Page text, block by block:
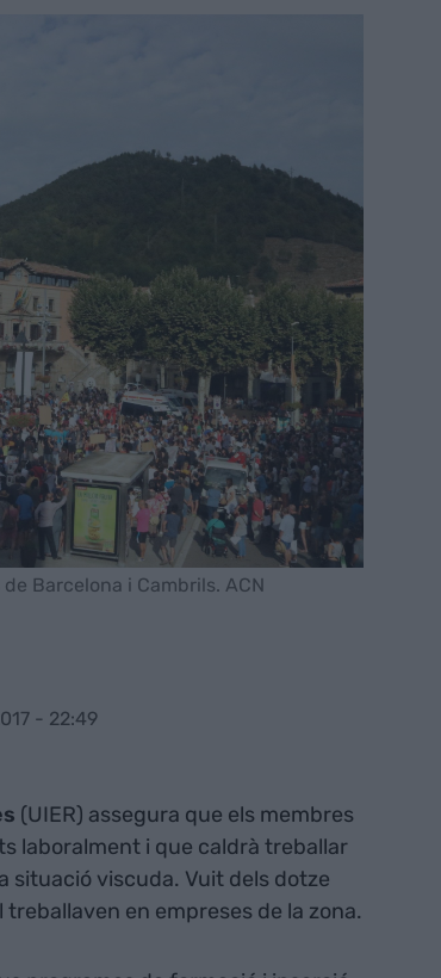
Barcelona i Cambrils. ACN
- 22:49
(UIER) assegura que els membres
laboralment i que caldrà treballar
situació viscuda. Vuit dels dotze
en empreses de la zona.